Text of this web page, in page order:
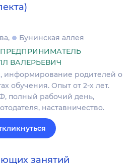
Бунинская аллея
ВАЛЕРЬЕВИЧ
информирование родителей о
обучения. Опыт от 2-х лет.
полный рабочий день,
наставничество.
занятий